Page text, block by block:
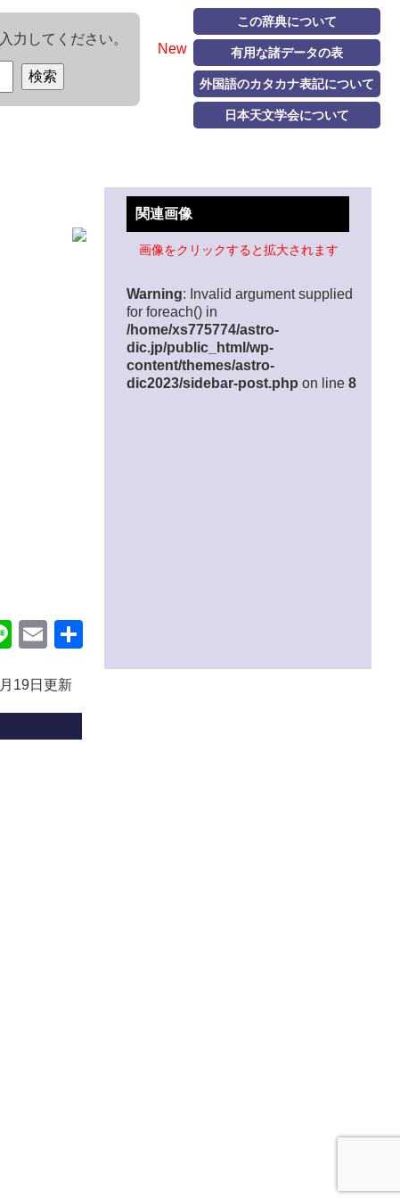
New
この辞典について
有用な諸データの表
外国語のカタカナ表記について
日本天文学会について
力してください。
LineEmail
有
19日更新
関連画像
画像をクリックすると拡大されます
Warning: Invalid argument supplied
for foreach() in
/home/xs775774/astro-
dic.jp/public_html/wp-
content/themes/astro-
dic2023/sidebar-post.php on line 8